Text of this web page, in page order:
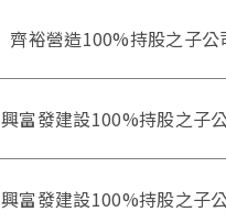
齊裕營造100%持股之子公
興富發建設100%持股之子
興富發建設100%持股之子